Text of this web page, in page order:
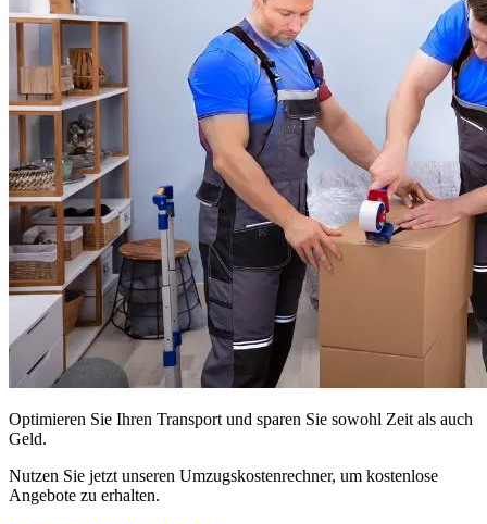
Optimieren Sie Ihren Transport und sparen Sie sowohl Zeit als auch
Geld.
Nutzen Sie jetzt unseren Umzugskostenrechner, um kostenlose
Angebote zu erhalten.